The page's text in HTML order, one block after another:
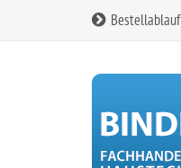
Bestellablauf